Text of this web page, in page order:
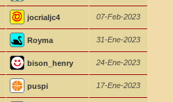
jocrialjc4 07-Feb-2023
Royma 31-Ene-2023
bison_henry 24-Ene-2023
puspi 17-Ene-2023